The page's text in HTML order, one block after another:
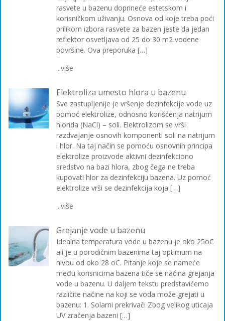
rasvete u bazenu doprineće estetskom i
korisničkom uživanju. Osnova od koje treba poći
prilikom izbora rasvete za bazen jeste da jedan
reflektor osvetljava od 25 do 30 m2 vodene
površine. Ova preporuka […]
...više
Elektroliza umesto hlora u bazenu
Sve zastupljenije je vršenje dezinfekcije vode uz
pomoć elektrolize, odnosno korišćenja natrijum
hlorida (NaCl) – soli. Elektrolizom se vrši
razdvajanje osnovih komponenti soli na natrijum
i hlor. Na taj način se pomoću osnovnih principa
elektrolize proizvode aktivni dezinfekciono
sredstvo na bazi hlora, zbog čega ne treba
kupovati hlor za dezinfekciju bazena. Uz pomoć
elektrolize vrši se dezinfekcija koja […]
...više
Grejanje vode u bazenu
Idealna temperatura vode u bazenu je oko 25oC
ali je u porodičnim bazenima taj optimum na
nivou od oko 28 oC. Pitanje koje se nameće
među korisnicima bazena tiče se načina grejanja
vode u bazenu. U daljem tekstu predstavićemo
različite načine na koji se voda može grejati u
bazenu: 1. Solarni prekrivači Zbog velikog uticaja
UV zračenja bazeni […]